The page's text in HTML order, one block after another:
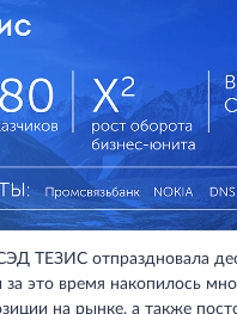
ТЕЗИС отпраздновала
за это время накопилось
на рынке, а также